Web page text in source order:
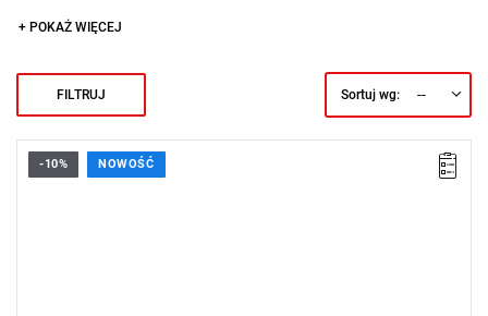
+ POKAŻ WIĘCEJ
FILTRUJ Sortuj wg: --
-10% NOWOŚĆ